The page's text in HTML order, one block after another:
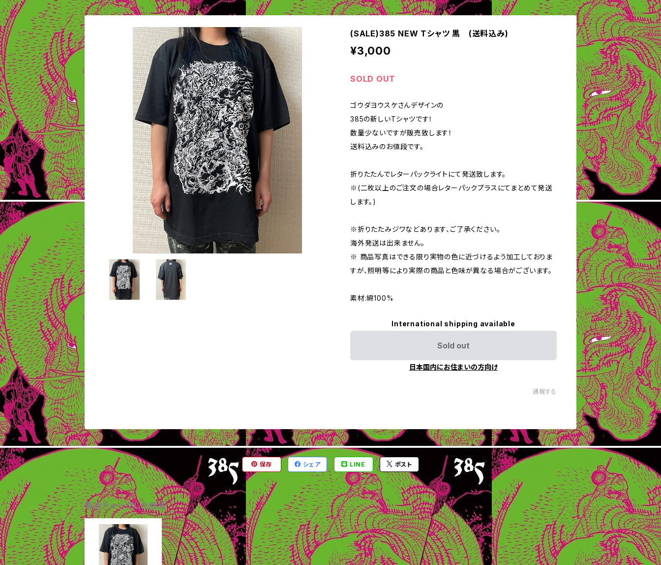
(SALE)385 NEW Tシャツ 黒 (送料込み)
¥3,000
SOLD OUT
ゴウダヨウスケさんデザインの
385の新しいTシャツです！
数量少ないですが販売致します！
送料込みのお値段です。
折りたたんでレターパックライトにて発送致します。
※(二枚以上のご注文の場合レターパックプラスにてまとめて発送
します。)
※折りたたみジワなどあります、ご了承ください。
海外発送は出来ません。
※ 商品写真はできる限り実物の色に近づけるよう加工しておりま
すが、照明等により実際の商品と色味が異なる場合がございます。
素材:綿100%
International shipping available
Sold out
日本国内にお住まいの方向け
通報する
保存 シェア LINE ポスト
最近チェックした商品